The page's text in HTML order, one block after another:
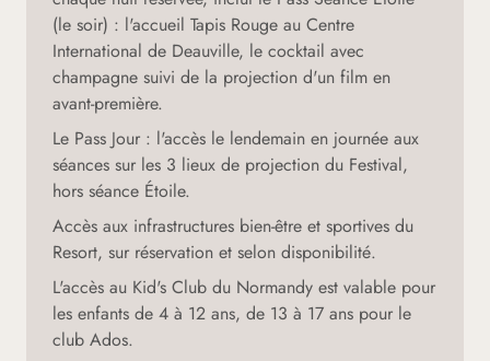
(le soir) : l'accueil Tapis Rouge au Centre
International de Deauville, le cocktail avec
champagne suivi de la projection d'un film en
avant-première.
Le Pass Jour : l'accès le lendemain en journée aux
séances sur les 3 lieux de projection du Festival,
hors séance Étoile.
Accès aux infrastructures bien-être et sportives du
Resort, sur réservation et selon disponibilité.
L'accès au Kid's Club du Normandy est valable pour
les enfants de 4 à 12 ans, de 13 à 17 ans pour le
club Ados.